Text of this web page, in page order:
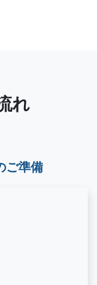
れ
ご準備